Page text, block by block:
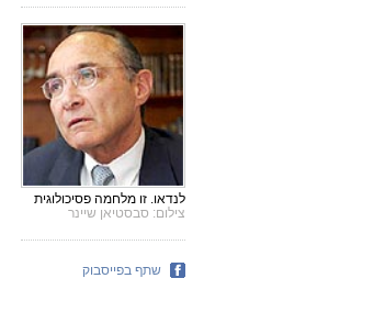
לנדאו. זו מלחמה פסיכולוגית
צילום: סבסטיאן שיינר
שתף בפייסבוק